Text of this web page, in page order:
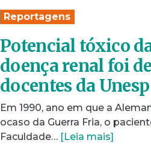
Reportagens
Potencial tóxico
doença renal foi
docentes da Unesp
Em 1990, ano em que a
ocaso da Guerra Fria, o
Faculdade… [Leia mais]